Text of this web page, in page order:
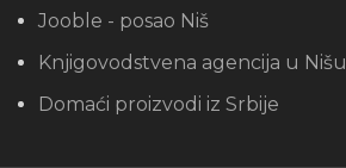
Jooble - posao Niš
Knjigovodstvena agencija u Nišu
Domaći proizvodi iz Srbije